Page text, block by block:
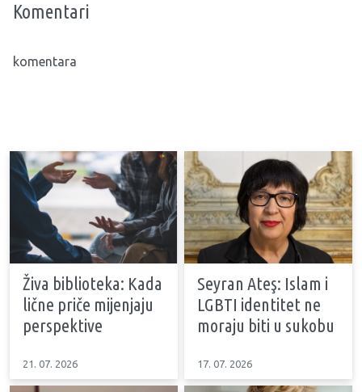
Komentari
komentara
Živa biblioteka: Kada
lične priče mijenjaju
perspektive
21. 07. 2026
Seyran Ateş: Islam i
LGBTI identitet ne
moraju biti u sukobu
17. 07. 2026